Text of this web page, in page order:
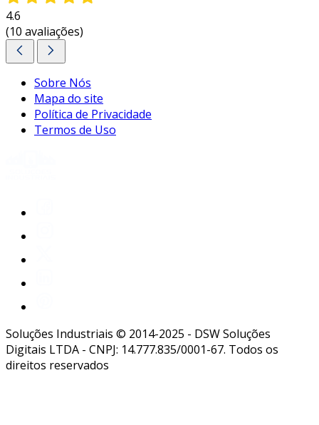
4.6
(10 avaliações)
Sobre Nós
Mapa do site
Política de Privacidade
Termos de Uso
Soluções Industriais © 2014-2025 - DSW Soluções
Digitais LTDA - CNPJ: 14.777.835/0001-67. Todos os
direitos reservados